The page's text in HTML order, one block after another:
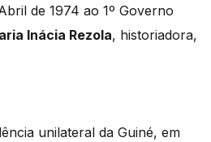
de 1974 ao 1º Governo
Inácia Rezola, historiadora,
unilateral da Guiné, em